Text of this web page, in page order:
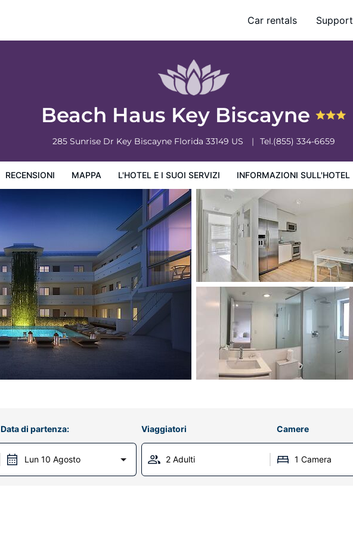
Car rentals Support
Beach Haus Key Biscayne
285 Sunrise Dr Key Biscayne Florida 33149 US Tel.(855) 334-6659
RECENSIONI MAPPA L'HOTEL E I SUOI SERVIZI INFORMAZIONI SULL'HOTEL
Condizioni dell'hotel
Data di partenza:
Lun 10 Agosto
Viaggiatori Camere
2 Adulti 1 Camera